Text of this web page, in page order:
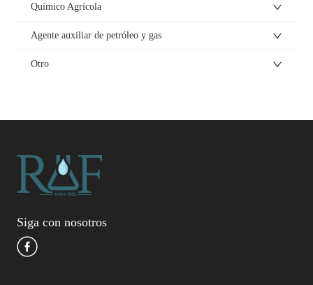
Químico Agrícola
Agente auxiliar de petróleo y gas
Otro
Siga con nosotros